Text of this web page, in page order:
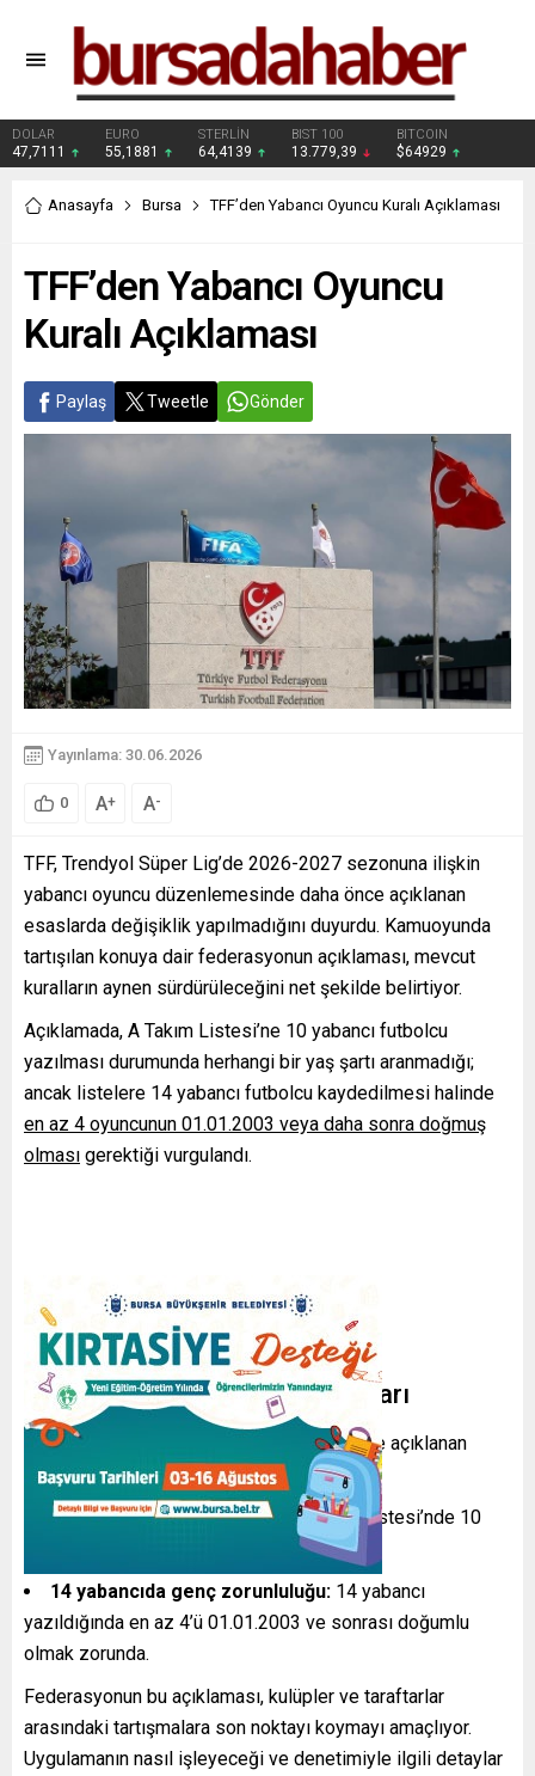
DOLAR
47,7111
EURO
55,1881
STERLİN
64,4139
BIST 100
13.779,39
BITCOIN
$64929
Anasayfa Bursa TFF’den Yabancı Oyuncu Kuralı Açıklaması
TFF’den Yabancı Oyuncu
Kuralı Açıklaması
Paylaş Tweetle Gönder
Yayınlama: 30.06.2026
0 A+ A-
TFF, Trendyol Süper Lig’de 2026-2027 sezonuna ilişkin
yabancı oyuncu düzenlemesinde daha önce açıklanan
esaslarda değişiklik yapılmadığını duyurdu. Kamuoyunda
tartışılan konuya dair federasyonun açıklaması, mevcut
kuralların aynen sürdürüleceğini net şekilde belirtiyor.
Açıklamada, A Takım Listesi’ne 10 yabancı futbolcu
yazılması durumunda herhangi bir yaş şartı aranmadığı;
ancak listelere 14 yabancı futbolcu kaydedilmesi halinde
en az 4 oyuncunun 01.01.2003 veya daha sonra doğmuş
olması gerektiği vurgulandı.
Açıklamanın Öne Çıkan Noktaları
Mevcut esaslar korunuyor:
Daha önce açıklanan
yabancı kuralında değişiklik yapılmadı.
10 yabancıya yaş şartı yok:
A Takım Listesi’nde 10
yabancı için yaş kriteri aranmayacak.
14 yabancıda genç zorunluluğu: 14 yabancı
yazıldığında en az 4’ü 01.01.2003 ve sonrası doğumlu
olmak zorunda.
Federasyonun bu açıklaması, kulüpler ve taraftarlar
arasındaki tartışmalara son noktayı koymayı amaçlıyor.
Uygulamanın nasıl işleyeceği ve denetimiyle ilgili detaylar